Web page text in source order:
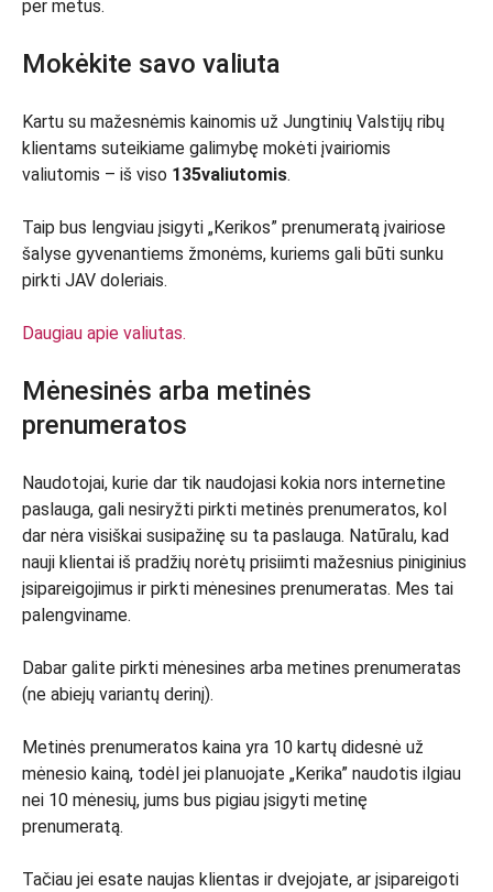
per metus.
Mokėkite savo valiuta
Kartu su mažesnėmis kainomis už Jungtinių Valstijų ribų
klientams suteikiame galimybę mokėti įvairiomis
valiutomis – iš viso 135valiutomis.
Taip bus lengviau įsigyti „Kerikos” prenumeratą įvairiose
šalyse gyvenantiems žmonėms, kuriems gali būti sunku
pirkti JAV doleriais.
Daugiau apie valiutas.
Mėnesinės arba metinės
prenumeratos
Naudotojai, kurie dar tik naudojasi kokia nors internetine
paslauga, gali nesiryžti pirkti metinės prenumeratos, kol
dar nėra visiškai susipažinę su ta paslauga. Natūralu, kad
nauji klientai iš pradžių norėtų prisiimti mažesnius piniginius
įsipareigojimus ir pirkti mėnesines prenumeratas. Mes tai
palengviname.
Dabar galite pirkti mėnesines arba metines prenumeratas
(ne abiejų variantų derinį).
Metinės prenumeratos kaina yra 10 kartų didesnė už
mėnesio kainą, todėl jei planuojate „Kerika” naudotis ilgiau
nei 10 mėnesių, jums bus pigiau įsigyti metinę
prenumeratą.
Tačiau jei esate naujas klientas ir dvejojate, ar įsipareigoti